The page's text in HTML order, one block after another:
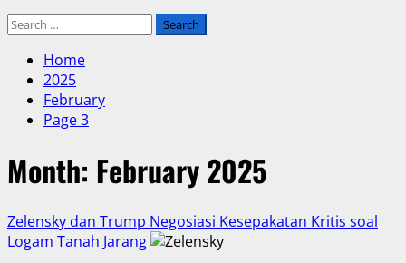
Search
Home
2025
February
Page 3
Month: February 2025
Zelensky dan Trump Negosiasi Kesepakatan Kritis soal
Logam Tanah Jarang